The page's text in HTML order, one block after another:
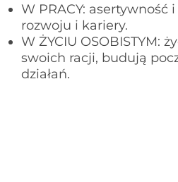
W PRACY:
rozwoju i kariery.
W ŻYCIU OSOBISTYM:
swoich racji, budują
działań.